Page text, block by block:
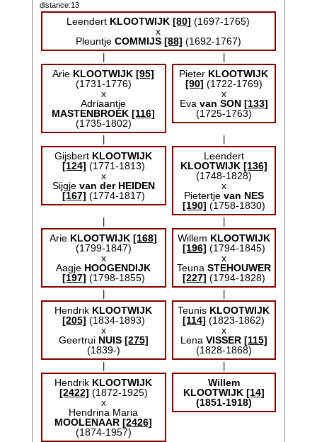
distance:13
Leendert KLOOTWIJK [80] (1697-1765)
x
Pleuntje COMMIJS [88] (1692-1767)
Arie KLOOTWIJK [95]
(1731-1776)
x
Adriaantje
MASTENBROEK [116]
(1735-1802)
Pieter KLOOTWIJK
[90] (1722-1769)
x
Eva van SON [133]
(1725-1763)
Gijsbert KLOOTWIJK
[124] (1771-1813)
x
Sijgje van der HEIDEN
[167] (1774-1817)
Leendert
KLOOTWIJK [136]
(1748-1828)
x
Pietertje van NES
[190] (1758-1830)
Arie KLOOTWIJK [168]
(1799-1847)
x
Aagje HOOGENDIJK
[197] (1798-1855)
Willem KLOOTWIJK
[196] (1794-1845)
x
Teuna STEHOUWER
[227] (1794-1828)
Hendrik KLOOTWIJK
[205] (1834-1893)
x
Geertrui NUIS [275]
(1839-)
Teunis KLOOTWIJK
[114] (1823-1862)
x
Lena VISSER [115]
(1828-1868)
Hendrik KLOOTWIJK
[2422] (1872-1925)
x
Hendrina Maria
MOOLENAAR [2426]
(1874-1957)
Willem
KLOOTWIJK [14]
(1851-1918)